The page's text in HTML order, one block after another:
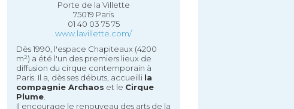
Porte de la Villette
75019 Paris
01 40 03 75 75
www.lavillette.com/
Dès 1990, l'espace Chapiteaux (4200
m²) a été l'un des premiers lieux de
diffusion du cirque contemporain à
Paris. Il a, dès ses débuts, accueilli la
compagnie Archaos et le Cirque
Plume.
Il encourage le renouveau des arts de la